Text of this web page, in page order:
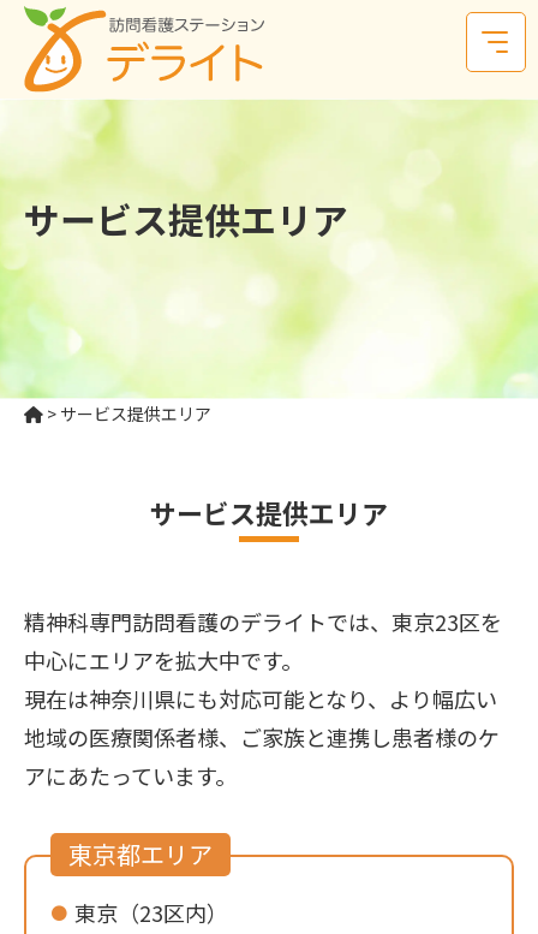
サービス提供エリア
> サービス提供エリア
サービス提供エリア
精神科専門訪問看護のデライトでは、東京23区を
中心にエリアを拡大中です。
現在は神奈川県にも対応可能となり、より幅広い
地域の医療関係者様、ご家族と連携し患者様のケ
アにあたっています。
東京都エリア
東京（23区内）